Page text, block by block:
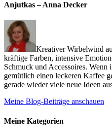
Anjutkas – Anna Decker
Kreativer Wirbelwind
kräftige Farben, intensive
Schmuck und Accessoires. Wenn
gemütlich einen leckeren Kaffee
gerade wieder viele neue Ideen
Meine Blog-Beiträge anschauen
Meine Kategorien